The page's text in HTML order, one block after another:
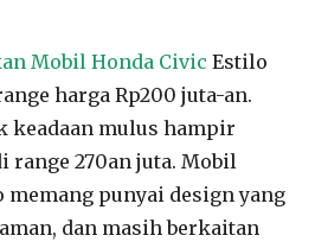
Mobil Honda Civic Estilo
harga Rp200 juta-an.
keadaan mulus hampir
range 270an juta. Mobil
memang punyai design yang
dan masih berkaitan